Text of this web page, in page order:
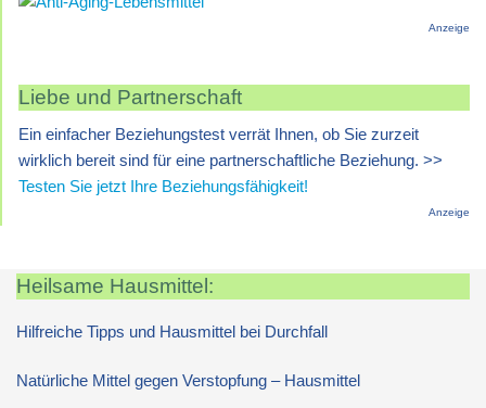
Anzeige
Liebe und Partnerschaft
Ein einfacher Beziehungstest verrät Ihnen, ob Sie zurzeit
wirklich bereit sind für eine partnerschaftliche Beziehung. >>
Testen Sie jetzt Ihre Beziehungsfähigkeit!
Anzeige
Heilsame Hausmittel:
Hilfreiche Tipps und Hausmittel bei Durchfall
Natürliche Mittel gegen Verstopfung – Hausmittel